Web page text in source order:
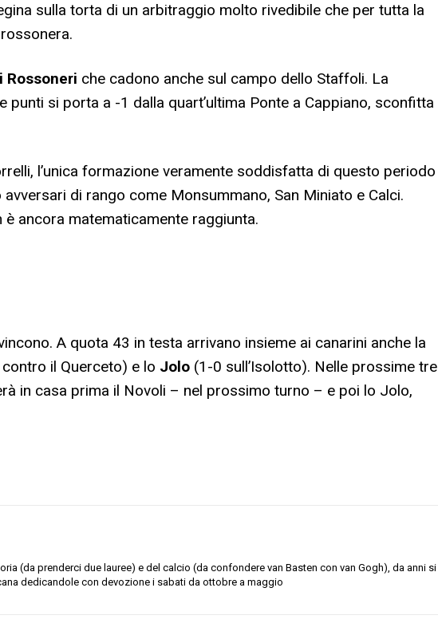
sulla torta di un arbitraggio molto rivedibile che per tutta la
Rossoneri che cadono anche sul campo dello Staffoli. La
si porta a -1 dalla quart’ultima Ponte a Cappiano, sconfitta
l’unica formazione veramente soddisfatta di questo periodo
di rango come Monsummano, San Miniato e Calci.
ancora matematicamente raggiunta.
A quota 43 in testa arrivano insieme ai canarini anche la
il Querceto) e lo Jolo (1-0 sull’Isolotto). Nelle prossime tre
in casa prima il Novoli – nel prossimo turno – e poi lo Jolo,
(da prenderci due lauree) e del calcio (da confondere van Basten con van Gogh), da anni si
dedicandole con devozione i sabati da ottobre a maggio